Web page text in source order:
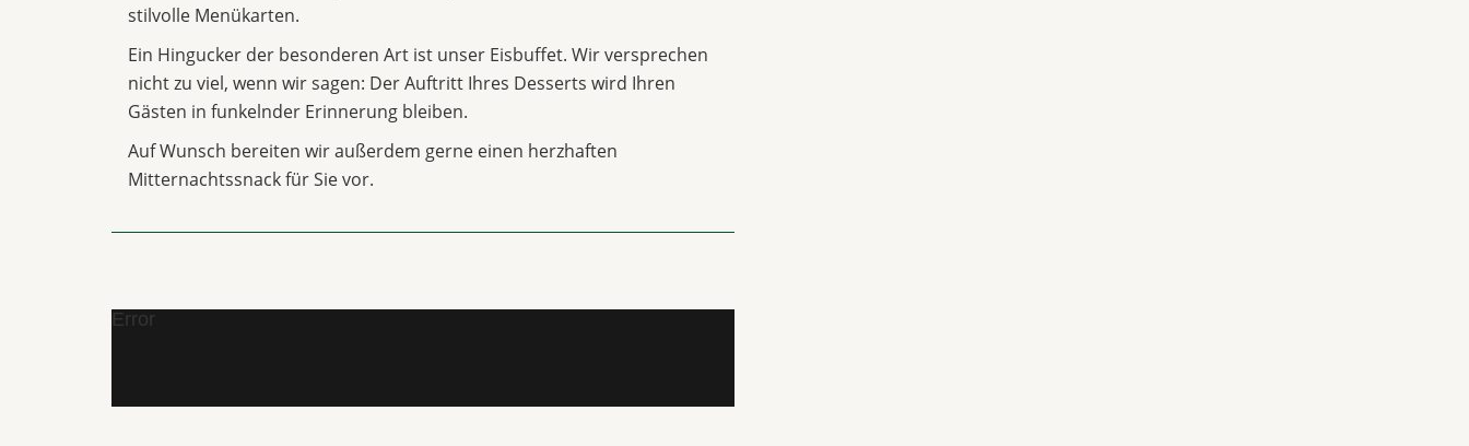
stilvolle Menükarten.
Ein Hingucker der besonderen Art ist unser Eisbuffet. Wir versprechen
nicht zu viel, wenn wir sagen: Der Auftritt Ihres Desserts wird Ihren
Gästen in funkelnder Erinnerung bleiben.
Auf Wunsch bereiten wir außerdem gerne einen herzhaften
Mitternachtssnack für Sie vor.
Error